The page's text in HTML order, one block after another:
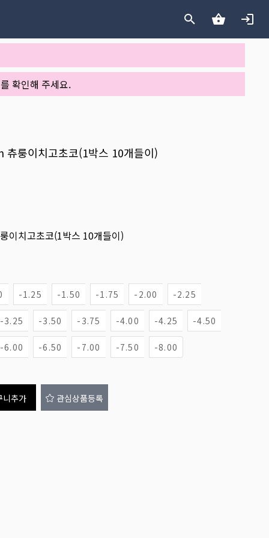
확인해 주세요.
룽이치고초코(1박스 10개들이)
이치고초코(1박스 10개들이)
-1.25 -1.50 -1.75 -2.00 -2.25
-3.25 -3.50 -3.75 -4.00 -4.25 -4.50
-6.00 -6.50 -7.00 -7.50 -8.00
니추가 관심상품등록